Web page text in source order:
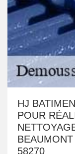
HJ
POUR
58270